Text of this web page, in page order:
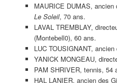
MAURICE DUMAS,
Le Soleil, 70 ans.
LAVAL TREMBLAY,
(Montebell0), 60 ans.
LUC TOUSIGNANT,
YANICK MONGEAU,
PAM SHRIVER, tennis, 54
HAL LANIER, ancien des